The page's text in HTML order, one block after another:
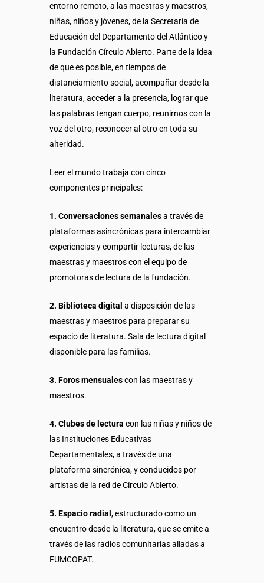
entorno remoto, a las maestras y maestros,
niñas, niños y jóvenes, de la Secretaría de
Educación del Departamento del Atlántico y
la Fundación Círculo Abierto. Parte de la idea
de que es posible, en tiempos de
distanciamiento social, acompañar desde la
literatura, acceder a la presencia, lograr que
las palabras tengan cuerpo, reunirnos con la
voz del otro, reconocer al otro en toda su
alteridad.
Leer el mundo trabaja con cinco
componentes principales:
1. Conversaciones semanalesa través de
plataformas asincrónicas para intercambiar
experiencias y compartir lecturas, de las
maestras y maestros con el equipo de
promotoras de lectura de la fundación.
2. Biblioteca digital a disposición de las
maestras y maestros para preparar su
espacio de literatura. Sala de lectura digital
disponible para las familias.
3. Foros mensualescon las maestras y
maestros.
4. Clubes de lectura con las niñas y niños de
las Instituciones Educativas
Departamentales, a través de una
plataforma sincrónica, y conducidos por
artistas de la red de Círculo Abierto.
5. Espacio radial , estructurado como un
encuentro desde la literatura, que se emite a
través de las radios comunitarias aliadas a
FUMCOPAT.